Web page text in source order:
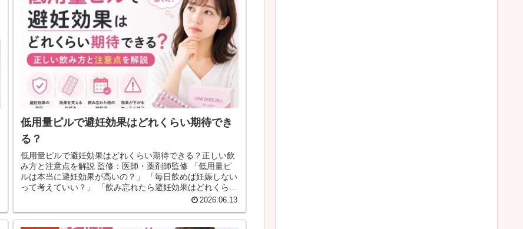
低用量ピルで避妊効果はどれくらい期待でき
る？
低用量ピルで避妊効果はどれくらい期待できる？正しい飲
み方と注意点を解説 監修：医師・薬剤師監修 「低用量ピ
ルは本当に避妊効果が高いの？」 「毎日飲めば妊娠しない
って考えていい？」 「飲み忘れたら避妊効果はどれくらい
2026.06.13